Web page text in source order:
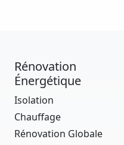
Rénovation
Énergétique
Isolation
Chauffage
Rénovation Globale